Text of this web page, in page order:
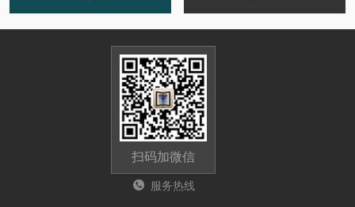
扫码加微信
服务热线